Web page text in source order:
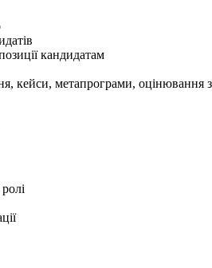
кандидатам
кейси, метапрограми, оцінювання